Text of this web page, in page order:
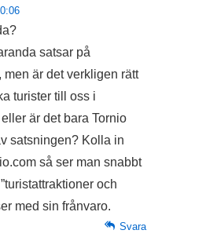
satsar på
men är det verkligen rätt
turister till oss i
är det bara Tornio
satsningen? Kolla in
så ser man snabbt
och
med sin frånvaro.
Svara